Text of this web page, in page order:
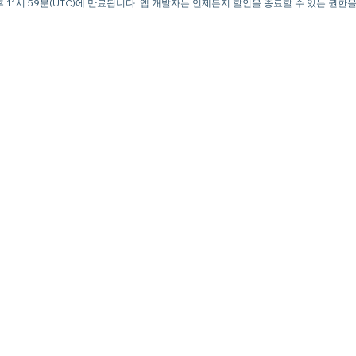
11시 59분(UTC)에 만료됩니다. 앱 개발자는 언제든지 할인을 종료할 수 있는 권한